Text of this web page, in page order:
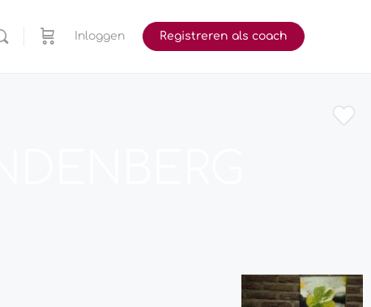
Inloggen Registreren als coach